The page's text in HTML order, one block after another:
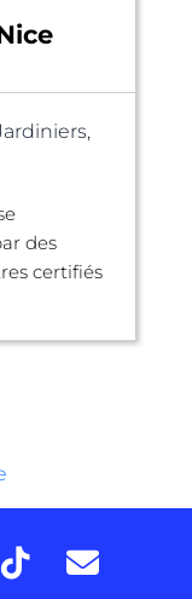
des
certifiés